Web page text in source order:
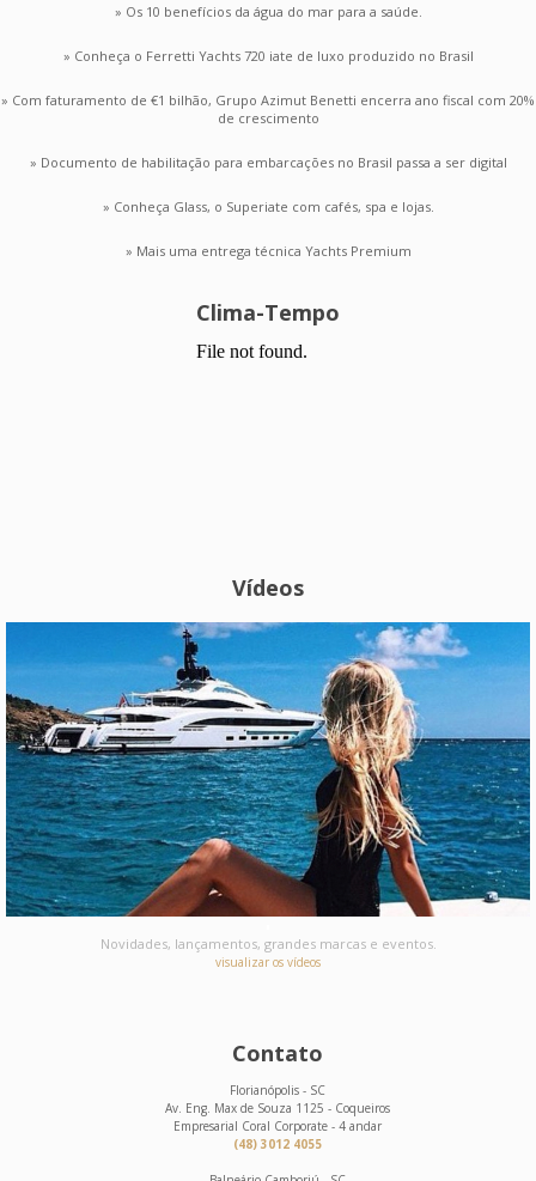
» Os 10 benefícios da água do mar para a saúde.
» Conheça o Ferretti Yachts 720 iate de luxo produzido no Brasil
» Com faturamento de €1 bilhão, Grupo Azimut Benetti encerra ano fiscal com 20%
de crescimento
» Documento de habilitação para embarcações no Brasil passa a ser digital
» Conheça Glass, o Superiate com cafés, spa e lojas.
» Mais uma entrega técnica Yachts Premium
Clima-Tempo
Vídeos
Novidades, lançamentos, grandes marcas e eventos.
visualizar os vídeos
Contato
Florianópolis - SC
Av. Eng. Max de Souza 1125 - Coqueiros
Empresarial Coral Corporate - 4 andar
(48) 3012 4055